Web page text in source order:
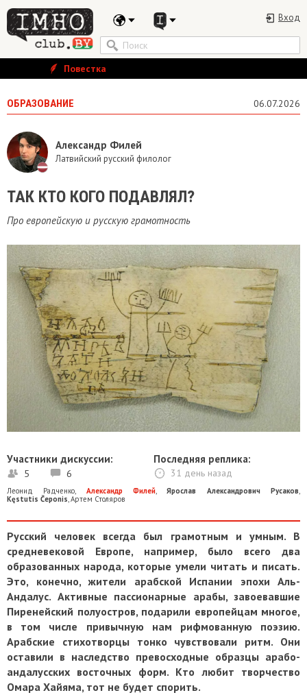
Вход
Повестка
ОБРАЗОВАНИЕ 06.07.2026
Александр Филей
Латвийский русский филолог
​ТАК КТО КОГО ПОДАВЛЯЛ?
Про европейскую и русскую грамотность
Участники дискуссии:
5 6
Последняя реплика:
31 день назад
Леонид Радченко, Александр Филей,Ярослав Александрович Русаков,
Kęstutis Čeponis,Артем Столяров
Русский человек всегда был грамотным и умным. В
средневековой Европе, например, было всего два
образованных народа, которые умели читать и писать.
Это, конечно, жители арабской Испании эпохи Аль-
Андалус. Активные пассионарные арабы, завоевавшие
Пиренейский полуостров, подарили европейцам многое,
в том числе привычную нам рифмованную поэзию.
Арабские стихотворцы тонко чувствовали ритм. Они
оставили в наследство превосходные образцы арабо-
андалусских восточных форм. Кто любит творчество
Омара Хайяма, тот не будет спорить.